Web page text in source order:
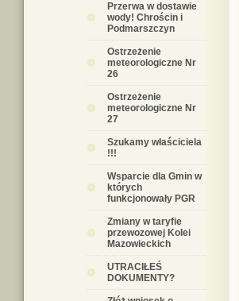
Przerwa w dostawie
wody! Chrościn i
Podmarszczyn
Ostrzeżenie
meteorologiczne Nr
26
Ostrzeżenie
meteorologiczne Nr
27
Szukamy właściciela
!!!
Wsparcie dla Gmin w
których
funkcjonowały PGR
Zmiany w taryfie
przewozowej Kolei
Mazowieckich
UTRACIŁEŚ
DOKUMENTY?